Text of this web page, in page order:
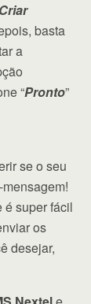
Criar
basta
a
“Pronto”
se o seu
é super fácil
os
desejar,